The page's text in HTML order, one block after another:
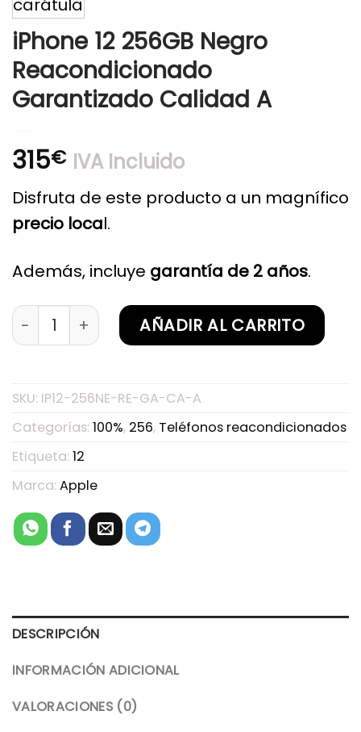
iPhone 12 256GB Negro
Reacondicionado
Garantizado Calidad A
315€ IVA Incluido
Disfruta de este producto a un magnífico
precio local.
Además, incluye garantía de 2 años.
iPhone 12 256GB Negro Reacondicionado
AÑADIR AL CARRITO
SKU: IP12-256NE-RE-GA-CA-A
Categorías: 100%, 256, Teléfonos reacondicionados
Etiqueta: 12
Marca: Apple
DESCRIPCIÓN
INFORMACIÓN ADICIONAL
VALORACIONES (0)